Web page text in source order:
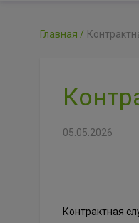
Главная
05.05.2026
Контрактная